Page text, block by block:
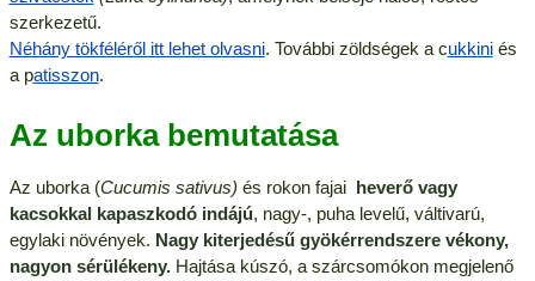
szerkezetű.
Néhány tökféléről itt lehet olvasni. További zöldségek a cukkiniés
a patisszon.
Az uborka bemutatása
Az uborka (Cucumis sativus) és rokon fajai
heverő vagy
kacsokkal kapaszkodó indájú, nagy-, puha levelű, váltivarú,
egylaki növények. Nagy kiterjedésű gyökérrendszere vékony,
nagyon sérülékeny.Hajtása kúszó, a szárcsomókon megjelenő